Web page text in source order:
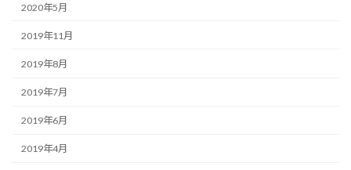
2020年5月
2019年11月
2019年8月
2019年7月
2019年6月
2019年4月